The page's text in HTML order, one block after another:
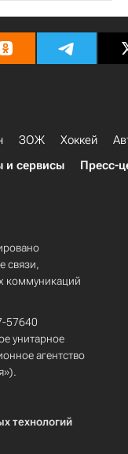
ЗОЖ Хоккей
и сервисы Пресс-
связи,
коммуникаций
57640
унитарное
агентство
технологий